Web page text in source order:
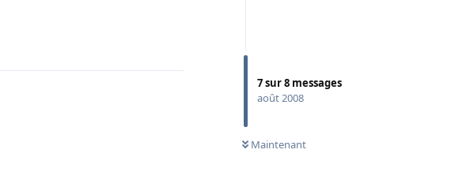
7sur8 messages
août 2008
Maintenant